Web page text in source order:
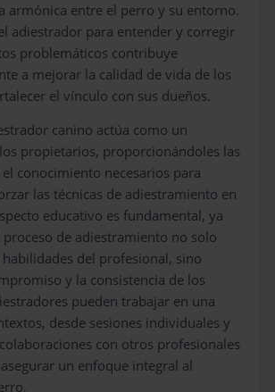
armónica entre el perro y su entorno.
adiestrador para entender y corregir
problemáticos contribuye
a mejorar la calidad de vida de los
el vínculo con sus dueños.
canino actúa como un
propietarios, proporcionándoles las
conocimiento necesarios para
las técnicas de adiestramiento en
educativo es fundamental, ya
de adiestramiento no solo
del profesional, sino
y la consistencia de los
pueden trabajar en una
desde sesiones individuales y
con otros profesionales
un enfoque integral al